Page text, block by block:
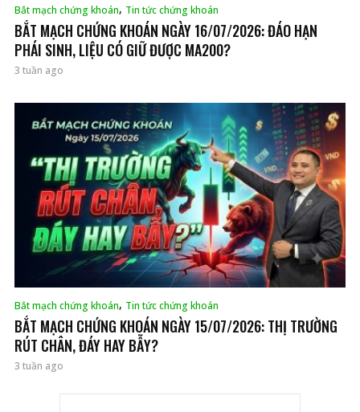
Bắt mạch chứng khoán, Tin tức chứng khoán
BẮT MẠCH CHỨNG KHOÁN NGÀY 16/07/2026: ĐÁO HẠN
PHÁI SINH, LIỆU CÓ GIỮ ĐƯỢC MA200?
3 tuần ago
Bắt mạch chứng khoán, Tin tức chứng khoán
BẮT MẠCH CHỨNG KHOÁN NGÀY 15/07/2026: THỊ TRƯỜNG
RÚT CHÂN, ĐÁY HAY BẪY?
3 tuần ago